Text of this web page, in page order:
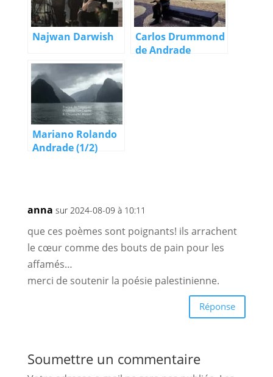
Najwan Darwish
Carlos Drummond
de Andrade
Mariano Rolando
Andrade (1/2)
anna sur 2024-08-09 à 10:11
que ces poèmes sont poignants! ils arrachent
le cœur comme des bouts de pain pour les
affamés…
merci de soutenir la poésie palestinienne.
Réponse
Soumettre un commentaire